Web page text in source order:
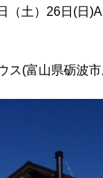
（土）26日(日
ス(富山県砺波